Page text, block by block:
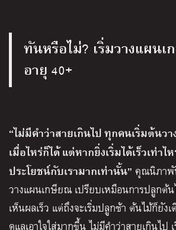
ทันหรือไม่? เริ่มวางแผน
อายุ 40+
“ไม่มีคำว่าสายเกินไป ทุกคนเริ่มต้นว
เมื่อไหร่ก็ได้ แต่หากยิ่งเริ่มได้เร็วเท่าไ
ประโยชน์กับเรามากเท่านั้น” คุณนิภาพั
วางแผนเกษียณ เปรียบเหมือนการปลูกต้น
เห็นผลเร็ว แต่ถึงจะเริ่มปลูกช้า ต้นไม้ก็ยัง
ดูแลเอาใจใส่มากขึ้น ไม่มีคำว่าสายเกินไป